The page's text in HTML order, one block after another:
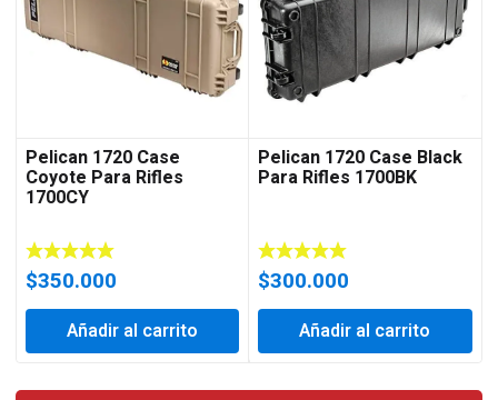
Pelican 1720 Case
Coyote Para Rifles
1700CY
$350.000
Añadir al carrito
Pelican 1720 Case Black
Para Rifles 1700BK
$300.000
Añadir al carrito